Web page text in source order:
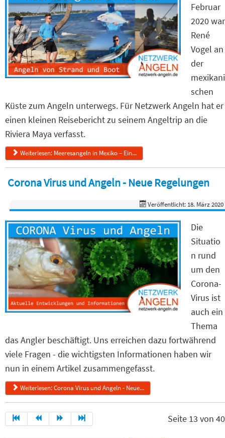
Februar
2020 war
René
Vogel an
der
mexikani
schen
Küste zum Angeln unterwegs. Für Netzwerk Angeln hat er
einen kleinen Reisebericht zu seinem Angeltrip an die
Riviera Maya verfasst.
Weiterlesen: Meeresangeln in Mexiko – Ein...
Corona Virus und Angeln - Neue Regelungen
Veröffentlicht: 18. März 2020
Die
Situatio
n rund
um den
Corona-
Virus ist
auch ein
Thema
das Angler beschäftigt. Uns erreichen dazu fortwährend
viele Fragen - die wichtigsten Informationen haben wir
nun in einem Artikel zusammengefasst.
Weiterlesen: Corona Virus und Angeln - Neue...
Seite 13 von 40